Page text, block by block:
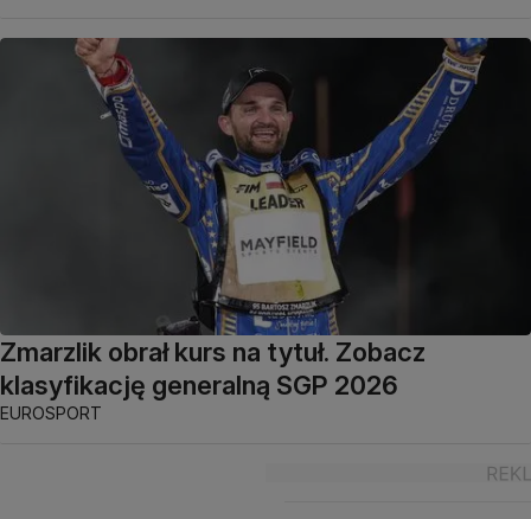
Zmarzlik obrał kurs na tytuł. Zobacz
klasyfikację generalną SGP 2026
EUROSPORT